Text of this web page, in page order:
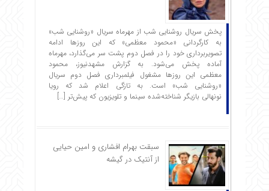
پخش سریال روشنایی شب از مهرماه سریال «روشنایی شب»
به کارگردانی «محمود معظمی» که این روزها ادامه
تصویربرداری خود را در فصل دوم پشت سر می‌گذارد، مهرماه
آماده پخش می‌شود. به گزارش مشهدنیوز، محمود
معظمی این روزها مشغول فیلمبرداری فصل دوم سریال
«روشنایی شب» است. به تازگی اعلام شد که رویا
نونهالی بازیگر شناخته‌شده سینما و تلویزیون که پیش‌تر […]
سبقت بهرام افشاری و امین حیایی
از آنتیک در گیشه